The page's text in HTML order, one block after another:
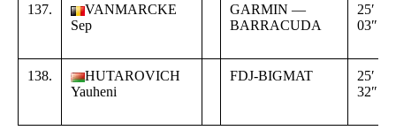
137.
VANMARCKE
Sep
GARMIN —
BARRACUDA
25′
03″
138.
HUTAROVICH
Yauheni
FDJ-BIGMAT
25′
32″